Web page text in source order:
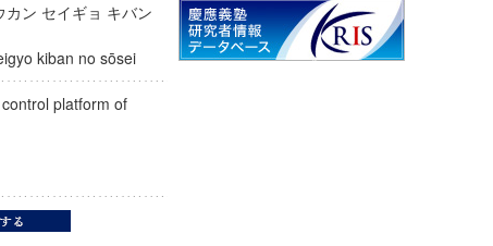
ン セイギョ キバン
kiban no sōsei
platform of